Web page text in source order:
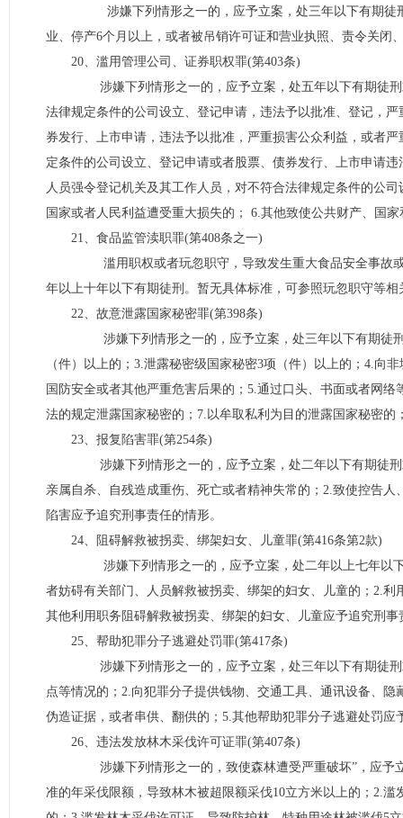
涉嫌下列情形之一的，应予立案，处三年以下有期徒刑
业、停产6个月以上，或者被吊销许可证和营业执照、责令关闭
20、滥用管理公司、证券职权罪(第403条)
涉嫌下列情形之一的，应予立案，处五年以下有期徒刑
法律规定条件的公司设立、登记申请，违法予以批准、登记，
券发行、上市申请，违法予以批准，严重损害公众利益，或者
定条件的公司设立、登记申请或者股票、债券发行、上市申请
人员强令登记机关及其工作人员，对不符合法律规定条件的公
国家或者人民利益遭受重大损失的； 6.其他致使公共财产、国
21、食品监管渎职罪(第408条之一)
滥用职权或者玩忽职守，导致发生重大食品安全事故或
年以上十年以下有期徒刑。暂无具体标准，可参照玩忽职守等相
22、故意泄露国家秘密罪(第398条)
涉嫌下列情形之一的，应予立案，处三年以下有期徒刑
（件）以上的；3.泄露秘密级国家秘密3项（件）以上的；4.向
国防安全或者其他严重危害后果的；5.通过口头、书面或者网
法的规定泄露国家秘密的；7.以牟取私利为目的泄露国家秘密的
23、报复陷害罪(第254条)
涉嫌下列情形之一的，应予立案，处二年以下有期徒刑
亲属自杀、自残造成重伤、死亡或者精神失常的；2.致使控告
陷害应予追究刑事责任的情形。
24、阻碍解救被拐卖、绑架妇女、儿童罪(第416条第2款)
涉嫌下列情形之一的，应予立案，处二年以上七年以下
者妨碍有关部门、人员解救被拐卖、绑架的妇女、儿童的；2.
其他利用职务阻碍解救被拐卖、绑架的妇女、儿童应予追究刑事
25、帮助犯罪分子逃避处罚罪(第417条)
涉嫌下列情形之一的，应予立案，处三年以下有期徒刑
点等情况的；2.向犯罪分子提供钱物、交通工具、通讯设备、
伪造证据，或者串供、翻供的；5.其他帮助犯罪分子逃避处罚应
26、违法发放林木采伐许可证罪(第407条)
涉嫌下列情形之一的，致使森林遭受严重破坏”，应予
准的年采伐限额，导致林木被超限额采伐10立方米以上的；2.